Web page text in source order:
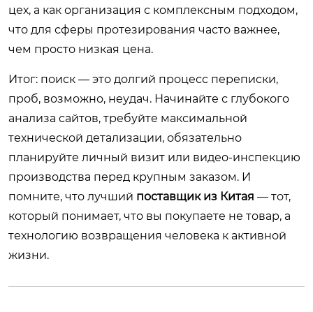
цех, а как организация с комплексным подходом,
что для сферы протезирования часто важнее,
чем просто низкая цена.
Итог: поиск — это долгий процесс переписки,
проб, возможно, неудач. Начинайте с глубокого
анализа сайтов, требуйте максимальной
технической детализации, обязательно
планируйте личный визит или видео-инспекцию
производства перед крупным заказом. И
помните, что лучший поставщик из Китая — тот,
который понимает, что вы покупаете не товар, а
технологию возвращения человека к активной
жизни.